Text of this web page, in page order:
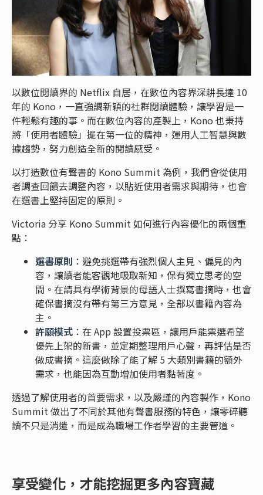
以數位閱讀界的 Netflix 自居，在數位內容界深耕長達 10
年的 Kono，一直強調新穎的社群閱讀體驗，讓學習是一
件輕鬆有趣的事。而在數位內容的產製上，Kono 也秉持
將「使用者體驗」擺在第一位的精神，運用人工智慧與數
據趨勢，努力創造全新的閱讀感受。
以打造數位有聲書的 Kono Summit 為例，我們會從使用
者調查回饋去調整內容，以貼近使用者需求與期待，也會
在選書上堅持固定的原則。
Victoria 分享 Kono Summit 如何進行內容優化的兩個重
點：
選書原則 ：避免挑選帶有強烈個人主見、偏見的內
容，讓讀者能客觀地吸取新知，保有獨立思考的空
間。在請具有學術背景的母語人士撰寫書摘時，也會
確保書摘沒有帶有第三方意見，全部以書籍內容為
主。
許願模式 ：在 App 設置投票區，讓用戶能票選希望
優先上架的新書，並定期整理用戶心聲，再評估是否
做成書摘。這麼做除了能了解 5 大類別書籍的額外
需求，也能因為互動增加使用者黏著度。
透過了解使用者的首要需求，以及嚴謹的內容製作，Kono
Summit 做出了不同於其他有聲書服務的特色，讓零碎聽
讀不只是消遣，而是成為職場工作者學習的主要管道。
享受變化，才能挖掘更多內容寶藏